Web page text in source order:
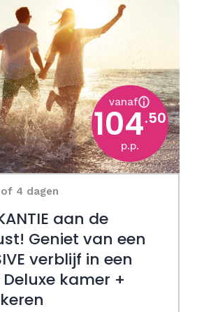
vanaf
104.50
p.p.
4 dagen
aan de
Geniet van een
verblijf in een
kamer +